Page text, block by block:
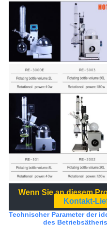
Wenn Sie an diesem
Kontakt-
Technischer Parameter der
des